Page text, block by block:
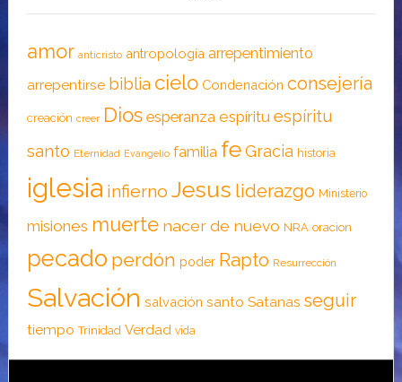
amor anticristo antropología arrepentimiento
arrepentirse biblia cielo Condenación consejería
creación creer Dios esperanza espíritu espíritu
santo Eternidad Evangelio familia feGracia historia
iglesia infierno Jesus liderazgo Ministerio
misiones muerte nacer de nuevo NRA oracion
pecado perdón poder Rapto Resurrección
Salvación salvación santo Satanas seguir
tiempo Trinidad Verdad vida